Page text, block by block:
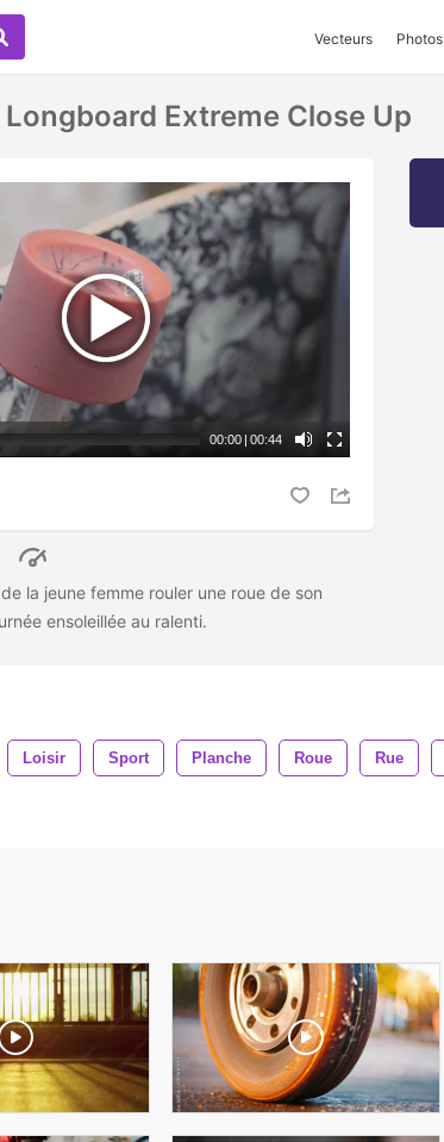
Vecteurs Photos
Extreme Close Up
00:00 | 00:44
la jeune femme rouler une roue de son
ensoleillée au ralenti.
Loisir Sport Planche Roue Rue